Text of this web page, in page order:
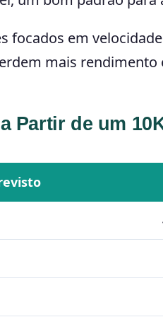
focados em
mais rendimento
Partir de um